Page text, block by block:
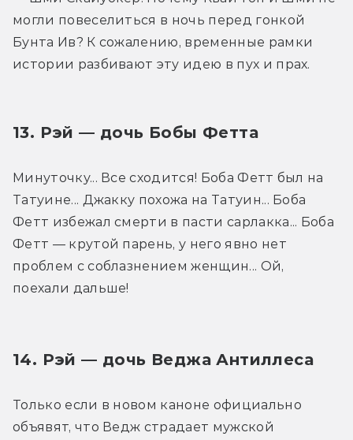
могли повеселиться в ночь перед гонкой
Бунта Ив? К сожалению, временные рамки
истории разбивают эту идею в пух и прах.
13. Рэй — дочь Бобы Фетта
Минуточку... Все сходится! Боба Фетт был на
Татуине... Джакку похожа на Татуин... Боба
Фетт избежал смерти в пасти сарлакка... Боба
Фетт — крутой парень, у него явно нет
проблем с соблазнением женщин... Ой,
поехали дальше!
14. Рэй — дочь Веджа Антиллеса
Только если в новом каноне официально
объявят, что Ведж страдает мужской